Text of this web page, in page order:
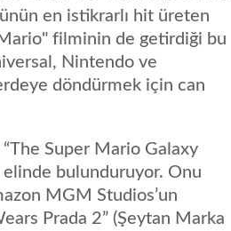
en istikrarlı hit üreten
filminin de getirdiği bu
Nintendo ve
döndürmek için can
Super Mario Galaxy
elinde bulunduruyor. Onu
MGM Studios’un
Prada 2” (Şeytan Marka